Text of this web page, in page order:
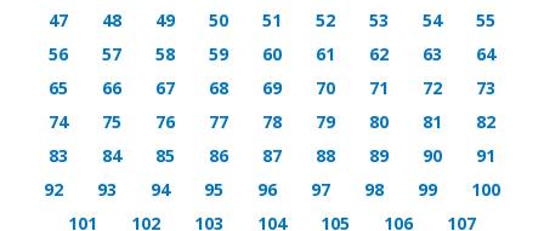
47
48 49 50 51 52 53 54
55
56
57 58 59 60 61 62 63
64
65
66 67 68 69 70 71 72
73
74
75 76 77 78 79 80 81
82
83
84 85 86 87 88 89 90
91
92
93 94 95 96 97 98 99
100
101
102 103 104 105 106
107